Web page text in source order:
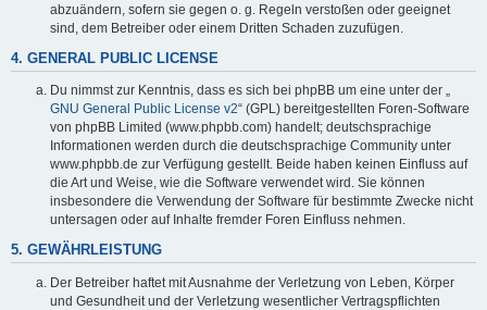
abzuändern, sofern sie gegen o. g. Regeln verstoßen oder geeignet
sind, dem Betreiber oder einem Dritten Schaden zuzufügen.
4. GENERAL PUBLIC LICENSE
Du nimmst zur Kenntnis, dass es sich bei phpBB um eine unter der „
GNU General Public License v2“ (GPL) bereitgestellten Foren-Software
von phpBB Limited (www.phpbb.com) handelt; deutschsprachige
Informationen werden durch die deutschsprachige Community unter
www.phpbb.de zur Verfügung gestellt. Beide haben keinen Einfluss auf
die Art und Weise, wie die Software verwendet wird. Sie können
insbesondere die Verwendung der Software für bestimmte Zwecke nicht
untersagen oder auf Inhalte fremder Foren Einfluss nehmen.
5. GEWÄHRLEISTUNG
Der Betreiber haftet mit Ausnahme der Verletzung von Leben, Körper
und Gesundheit und der Verletzung wesentlicher Vertragspflichten